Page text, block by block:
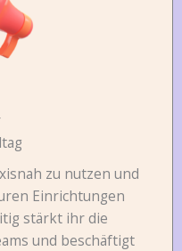
zu nutzen und
Einrichtungen
stärkt ihr die
und beschäftigt